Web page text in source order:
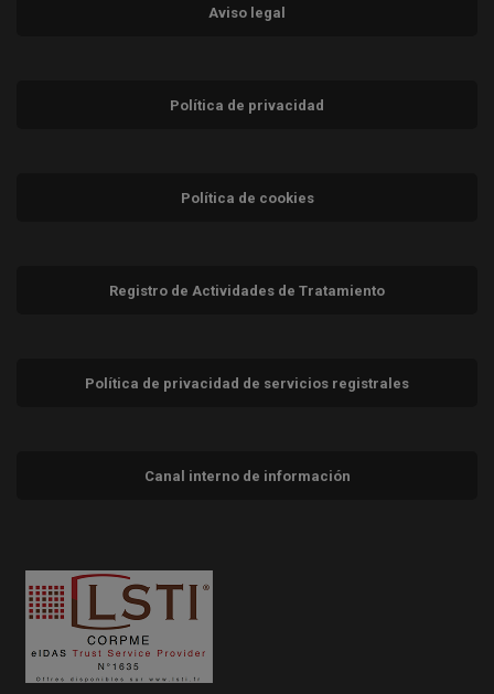
Aviso legal
Política de privacidad
Política de cookies
Registro de Actividades de Tratamiento
Política de privacidad de servicios registrales
Canal interno de información